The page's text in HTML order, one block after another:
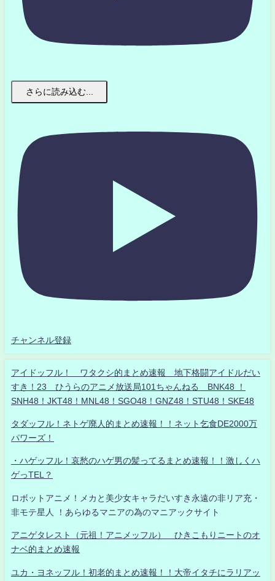
さらに読み込む...
チャンネル登録
アイドッフル！ ワタクシ的まとめ速報 地下格闘アイドルだい
すき！23 ひうらのアニメ放送局101ちゃんねる BNK48 ！
SNH48！JKT48！MNL48！SGO48！GNZ48！STU48！SKE48
タダッフル！ネトゲ廃人的まとめ速報！！ネット乞食DE2000万
パワーズ！
・ハゲッフル！哀愁のハゲ男の髪ってるまとめ速報！！激しくハ
ゲっTEL？
ロボットアニメ！メカと美少女キャラだいすき永遠の非リア充・
非モテ星人 ！あらゆるマニアの為のマニアックサイト
アニゲタレスト（元祖！アニメッフル） ひきこもりニートのオ
ナベ的まとめ速報
ユカ・ヨネッフル！初老的まとめ速報！！大帝イタチにラリアッ